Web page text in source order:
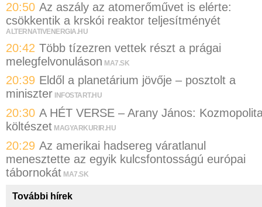
20:50 Az aszály az atomerőművet is elérte:
csökkentik a krskói reaktor teljesítményét
ALTERNATIVENERGIA.HU
20:42 Több tízezren vettek részt a prágai
melegfelvonuláson MA7.SK
20:39 Eldől a planetárium jövője – posztolt a
miniszter INFOSTART.HU
20:30 A HÉT VERSE – Arany János:
költészet MAGYARKURIR.HU
20:29 Az amerikai hadsereg váratlanul
menesztette az egyik kulcsfontosságú európai
tábornokát MA7.SK
További hírek